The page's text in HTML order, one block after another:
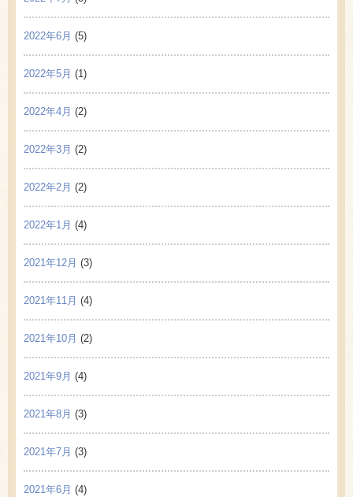
2022年6月 (5)
2022年5月 (1)
2022年4月 (2)
2022年3月 (2)
2022年2月 (2)
2022年1月 (4)
2021年12月 (3)
2021年11月 (4)
2021年10月 (2)
2021年9月 (4)
2021年8月 (3)
2021年7月 (3)
2021年6月 (4)